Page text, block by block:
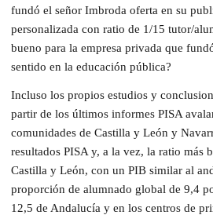
fundó el señor Imbroda oferta en su
personalizada con ratio de 1/15 tutor/
bueno para la empresa privada que
sentido en la educación pública?
Incluso los propios estudios y
partir de los últimos informes PISA
comunidades de Castilla y León y
resultados PISA y, a la vez, la ratio más
Castilla y León, con un PIB similar al
proporción de alumnado global de 9,4
12,5 de Andalucía y en los centros de